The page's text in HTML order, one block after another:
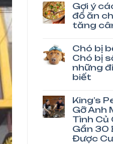
Gợi ý
đồ ăn
tăng
Chó bị
Chó bị
những
biết
King’s
Gỡ Anh
Tình Củ
Gần 30
Được